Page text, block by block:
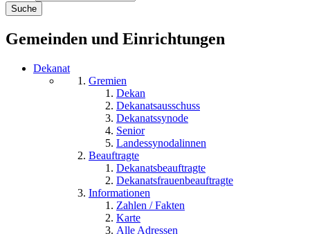
Gemeinden und Einrichtungen
Dekanat
Gremien
Dekan
Dekanatsausschuss
Dekanatssynode
Senior
Landessynodalinnen
Beauftragte
Dekanatsbeauftragte
Dekanatsfrauenbeauftragte
Informationen
Zahlen / Fakten
Karte
Alle Adressen